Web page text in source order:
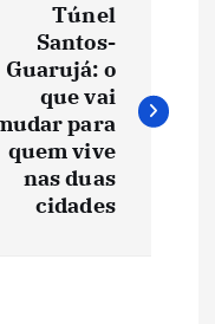
Túnel
Santos-
Guarujá: o
que vai
para
quem vive
nas duas
cidades